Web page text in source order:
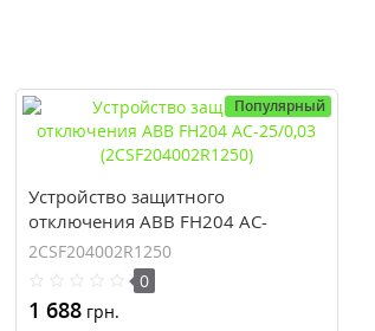
Популярный
Устройство защитного
отключения ABB FH204 AC-
25/0,03 (2CSF204002R1250)
2CSF204002R1250
0
1 688 грн.